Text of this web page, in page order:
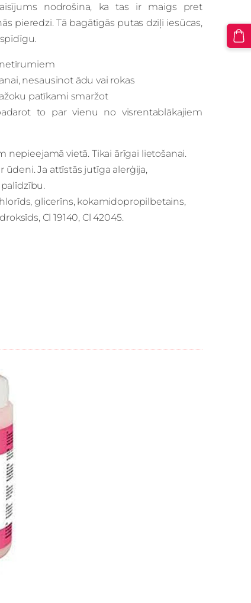
nodrošina, ka tas ir maigs pret
pieredzi. Tā bagātīgās putas dziļi iesūcas,
netīrumiem
nesausinot ādu vai rokas
patīkami smaržot
to par vienu no visrentablākajiem
vietā. Tikai ārīgai lietošanai.
ūdeni. Ja attīstās jutīga alerģija,
glicerīns, kokamidopropilbetains,
Cl 19140, Cl 42045.